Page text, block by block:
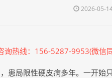
2026-05-
询热线：156-5287-9953(微信同
患局限性硬皮病多年。一开始